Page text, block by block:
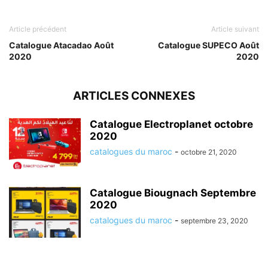
Article précédent
Catalogue Atacadao Août
2020
Article suivant
Catalogue SUPECO Août
2020
ARTICLES CONNEXES
Catalogue Electroplanet octobre
2020
catalogues du maroc - octobre 21, 2020
Catalogue Biougnach Septembre
2020
catalogues du maroc - septembre 23, 2020